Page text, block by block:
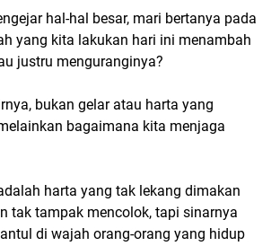
hal-hal besar, mari bertanya pada
yang kita lakukan hari ini menambah
justru menguranginya?
bukan gelar atau harta yang
bagaimana kita menjaga
harta yang tak lekang dimakan
tak tampak mencolok, tapi sinarnya
di wajah orang-orang yang hidup